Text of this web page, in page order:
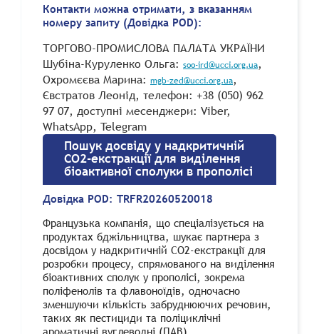
Контакти можна отримати, з вказанням
номеру запиту (Довідка POD):
ТОРГОВО-ПРОМИСЛОВА ПАЛАТА УКРАЇНИ
Шубіна-Куруленко Ольга: soo-ird@ucci.org.ua,
Охромєєва Марина: mgb-zed@ucci.org.ua,
Євстратов Леонід, телефон: +38 (050) 962
97 07, доступні месенджери: Viber,
WhatsApp, Telegram
Пошук досвіду у надкритичній
CO2-екстракції для виділення
біоактивної сполуки в прополісі
Довідка POD: TRFR20260520018
Французька компанія, що спеціалізується на
продуктах бджільництва, шукає партнера з
досвідом у надкритичній CO2-екстракції для
розробки процесу, спрямованого на виділення
біоактивних сполук у прополісі, зокрема
поліфенолів та флавоноїдів, одночасно
зменшуючи кількість забруднюючих речовин,
таких як пестициди та поліциклічні